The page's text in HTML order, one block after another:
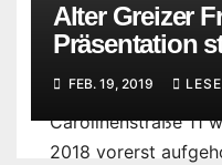
Die Absperrungen
Carolinenstraße 11
2018 vorerst
Alter Greizer
Präsentation
Arbeiten
FEB. 19, 2019